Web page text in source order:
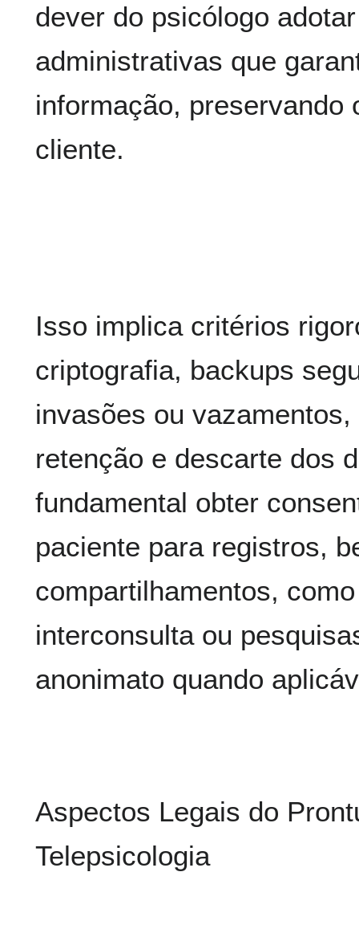
dever do psicólogo
administrativas que
informação, preservando
cliente.
Isso implica critérios
criptografia, backups
invasões ou
retenção e descarte dos
fundamental obter
paciente para registros,
compartilhamentos,
interconsulta ou
anonimato quando
Aspectos Legais do
Telepsicologia